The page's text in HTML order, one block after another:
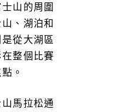
山的周圍
、湖泊和
從大湖區
整個比賽
。
馬拉松通